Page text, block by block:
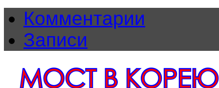
Комментарии
Записи